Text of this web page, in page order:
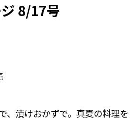
8/17号
、漬けおかずで。真夏の料理を